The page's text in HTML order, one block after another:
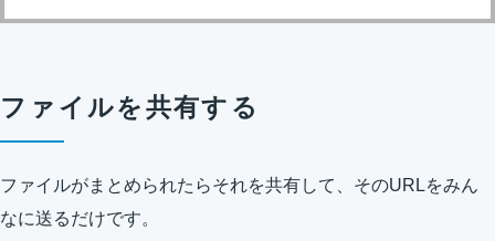
ファイルを共有する
ファイルがまとめられたらそれを共有して、そのURLをみん
なに送るだけです。